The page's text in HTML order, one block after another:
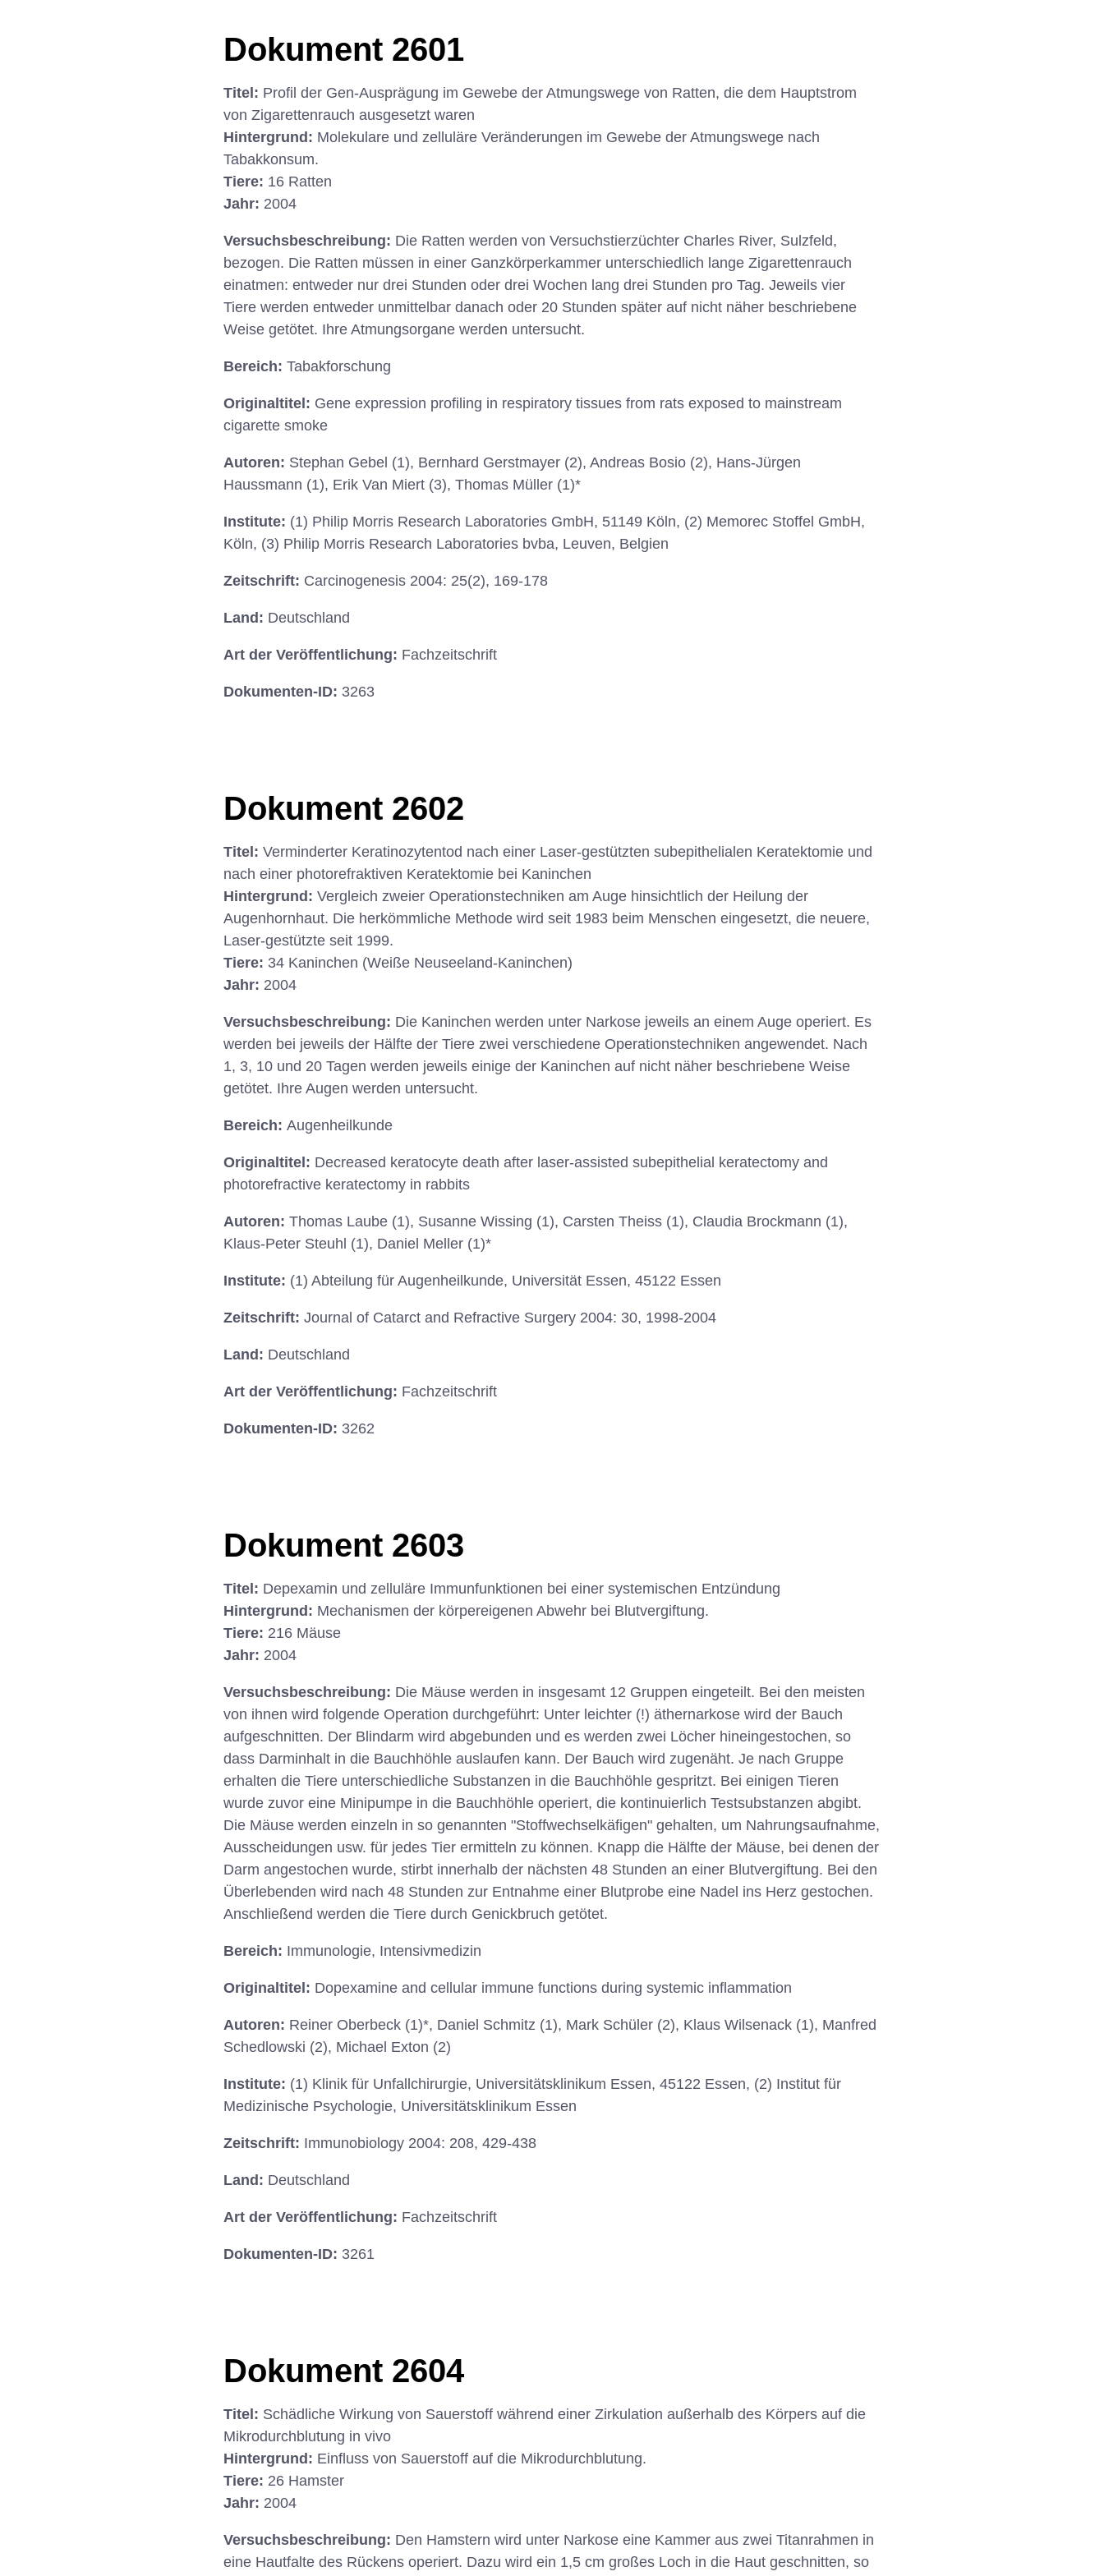
Dokument 2601
Titel: Profil der Gen-Ausprägung im Gewebe der Atmungswege von Ratten, die dem Hauptstrom
von Zigarettenrauch ausgesetzt waren
Hintergrund: Molekulare und zelluläre Veränderungen im Gewebe der Atmungswege nach
Tabakkonsum.
Tiere: 16 Ratten
Jahr: 2004
Versuchsbeschreibung: Die Ratten werden von Versuchstierzüchter Charles River, Sulzfeld,
bezogen. Die Ratten müssen in einer Ganzkörperkammer unterschiedlich lange Zigarettenrauch
einatmen: entweder nur drei Stunden oder drei Wochen lang drei Stunden pro Tag. Jeweils vier
Tiere werden entweder unmittelbar danach oder 20 Stunden später auf nicht näher beschriebene
Weise getötet. Ihre Atmungsorgane werden untersucht.
Bereich: Tabakforschung
Originaltitel: Gene expression profiling in respiratory tissues from rats exposed to mainstream
cigarette smoke
Autoren: Stephan Gebel (1), Bernhard Gerstmayer (2), Andreas Bosio (2), Hans-Jürgen
Haussmann (1), Erik Van Miert (3), Thomas Müller (1)*
Institute: (1) Philip Morris Research Laboratories GmbH, 51149 Köln, (2) Memorec Stoffel GmbH,
Köln, (3) Philip Morris Research Laboratories bvba, Leuven, Belgien
Zeitschrift: Carcinogenesis 2004: 25(2), 169-178
Land: Deutschland
Art der Veröffentlichung: Fachzeitschrift
Dokumenten-ID: 3263
Dokument 2602
Titel: Verminderter Keratinozytentod nach einer Laser-gestützten subepithelialen Keratektomie und
nach einer photorefraktiven Keratektomie bei Kaninchen
Hintergrund: Vergleich zweier Operationstechniken am Auge hinsichtlich der Heilung der
Augenhornhaut. Die herkömmliche Methode wird seit 1983 beim Menschen eingesetzt, die neuere,
Laser-gestützte seit 1999.
Tiere: 34 Kaninchen (Weiße Neuseeland-Kaninchen)
Jahr: 2004
Versuchsbeschreibung: Die Kaninchen werden unter Narkose jeweils an einem Auge operiert. Es
werden bei jeweils der Hälfte der Tiere zwei verschiedene Operationstechniken angewendet. Nach
1, 3, 10 und 20 Tagen werden jeweils einige der Kaninchen auf nicht näher beschriebene Weise
getötet. Ihre Augen werden untersucht.
Bereich: Augenheilkunde
Originaltitel: Decreased keratocyte death after laser-assisted subepithelial keratectomy and
photorefractive keratectomy in rabbits
Autoren: Thomas Laube (1), Susanne Wissing (1), Carsten Theiss (1), Claudia Brockmann (1),
Klaus-Peter Steuhl (1), Daniel Meller (1)*
Institute: (1) Abteilung für Augenheilkunde, Universität Essen, 45122 Essen
Zeitschrift: Journal of Catarct and Refractive Surgery 2004: 30, 1998-2004
Land: Deutschland
Art der Veröffentlichung: Fachzeitschrift
Dokumenten-ID: 3262
Dokument 2603
Titel: Depexamin und zelluläre Immunfunktionen bei einer systemischen Entzündung
Hintergrund: Mechanismen der körpereigenen Abwehr bei Blutvergiftung.
Tiere: 216 Mäuse
Jahr: 2004
Versuchsbeschreibung: Die Mäuse werden in insgesamt 12 Gruppen eingeteilt. Bei den meisten
von ihnen wird folgende Operation durchgeführt: Unter leichter (!) äthernarkose wird der Bauch
aufgeschnitten. Der Blindarm wird abgebunden und es werden zwei Löcher hineingestochen, so
dass Darminhalt in die Bauchhöhle auslaufen kann. Der Bauch wird zugenäht. Je nach Gruppe
erhalten die Tiere unterschiedliche Substanzen in die Bauchhöhle gespritzt. Bei einigen Tieren
wurde zuvor eine Minipumpe in die Bauchhöhle operiert, die kontinuierlich Testsubstanzen abgibt.
Die Mäuse werden einzeln in so genannten "Stoffwechselkäfigen" gehalten, um Nahrungsaufnahme,
Ausscheidungen usw. für jedes Tier ermitteln zu können. Knapp die Hälfte der Mäuse, bei denen der
Darm angestochen wurde, stirbt innerhalb der nächsten 48 Stunden an einer Blutvergiftung. Bei den
Überlebenden wird nach 48 Stunden zur Entnahme einer Blutprobe eine Nadel ins Herz gestochen.
Anschließend werden die Tiere durch Genickbruch getötet.
Bereich: Immunologie, Intensivmedizin
Originaltitel: Dopexamine and cellular immune functions during systemic inflammation
Autoren: Reiner Oberbeck (1)*, Daniel Schmitz (1), Mark Schüler (2), Klaus Wilsenack (1), Manfred
Schedlowski (2), Michael Exton (2)
Institute: (1) Klinik für Unfallchirurgie, Universitätsklinikum Essen, 45122 Essen, (2) Institut für
Medizinische Psychologie, Universitätsklinikum Essen
Zeitschrift: Immunobiology 2004: 208, 429-438
Land: Deutschland
Art der Veröffentlichung: Fachzeitschrift
Dokumenten-ID: 3261
Dokument 2604
Titel: Schädliche Wirkung von Sauerstoff während einer Zirkulation außerhalb des Körpers auf die
Mikrodurchblutung in vivo
Hintergrund: Einfluss von Sauerstoff auf die Mikrodurchblutung.
Tiere: 26 Hamster
Jahr: 2004
Versuchsbeschreibung: Den Hamstern wird unter Narkose eine Kammer aus zwei Titanrahmen in
eine Hautfalte des Rückens operiert. Dazu wird ein 1,5 cm großes Loch in die Haut geschnitten, so